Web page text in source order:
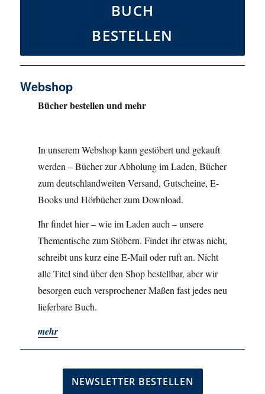
BUCH
BESTELLEN
Webshop
Bücher bestellen und mehr
In unserem Webshop kann gestöbert und gekauft
werden – Bücher zur Abholung im Laden, Bücher
zum deutschlandweiten Versand, Gutscheine, E-
Books und Hörbücher zum Download.
Ihr findet hier – wie im Laden auch – unsere
Thementische zum Stöbern. Findet ihr etwas nicht,
schreibt uns kurz eine E-Mail oder ruft an. Nicht
alle Titel sind über den Shop bestellbar, aber wir
besorgen euch versprochener Maßen fast jedes neu
lieferbare Buch.
mehr